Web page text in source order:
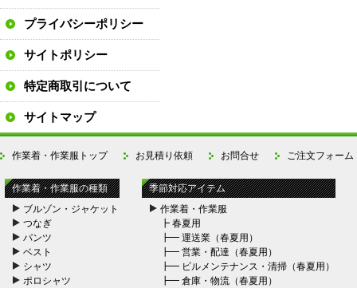
プライバシーポリシー
サイトポリシー
特定商取引について
サイトマップ
作業着・作業服トップ お見積り依頼 お問合せ ご注文フォーム
作業着・作業服の種類
ブルゾン・ジャケット
つなぎ
パンツ
ベスト
シャツ
ポロシャツ
季節対応アイテム
作業着・作業服
┣春夏用
┣━運送業（春夏用）
┣━営業・配達（春夏用）
┣━ ビルメンテナンス・清掃（春夏用）
┣━倉庫・物流（春夏用）